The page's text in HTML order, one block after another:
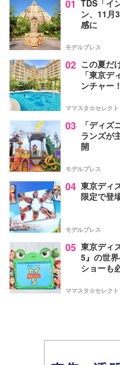
01 TDS「イ
ン、11月
感に
モデルプレス
02 この夏だ
「東京
ンチャー
ママスタ☆セレクト
03
「ディ
ランズが
開
モデルプレス
04 東京ディ
限定で登
モデルプレス
05 東京ディ
5』の世
ショーも
ママスタ☆セレクト